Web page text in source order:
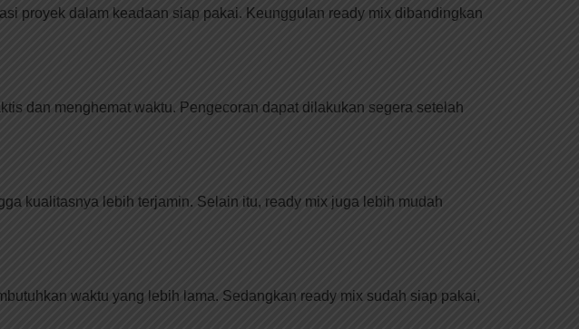
proyek dalam keadaan siap pakai. Keunggulan ready mix dibandingkan
dan menghemat waktu. Pengecoran dapat dilakukan segera setelah
kualitasnya lebih terjamin. Selain itu, ready mix juga lebih mudah
waktu yang lebih lama. Sedangkan ready mix sudah siap pakai,